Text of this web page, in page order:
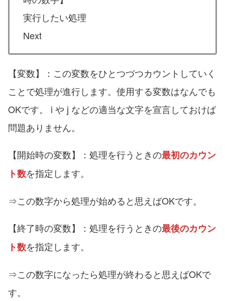
実行したい処理
Next
【変数】：この変数をひとつづつカウントしていく
ことで処理が進行します。使用する変数はなんでも
OKです。 i や j などの適当な文字を宣言しておけば
問題ありません。
【開始時の変数】：処理を行うときの最初のカウン
ト数を指定します。
⇒この数字から処理が始めると思えばOKです。
【終了時の変数】：処理を行うときの最後のカウン
ト数を指定します。
⇒この数字になったら処理が終わると思えばOKで
す。